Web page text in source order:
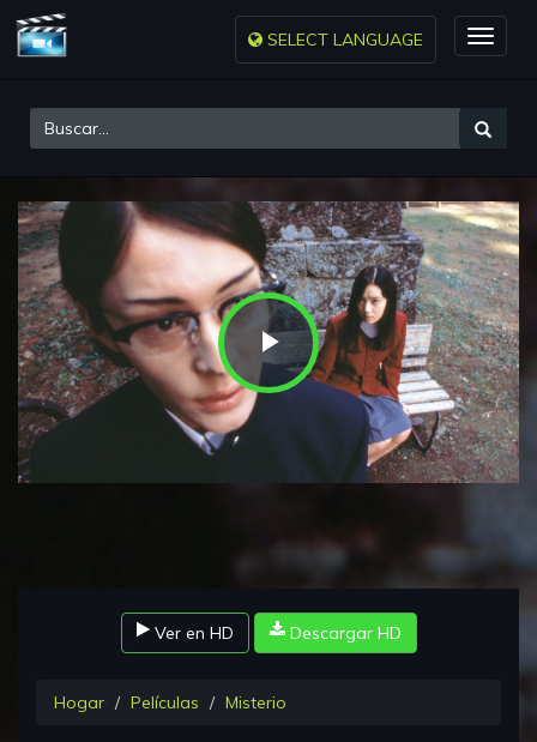
Toggle
SELECT LANGUAGE
Play
Video
Ver en HD Descargar HD
Hogar Películas Misterio